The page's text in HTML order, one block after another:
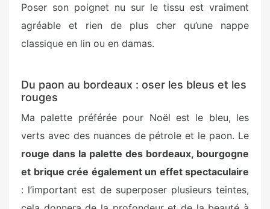
Poser son poignet nu sur le tissu est vraiment
agréable et rien de plus cher qu’une nappe
classique en lin ou en damas.
Du paon au bordeaux : oser les bleus et les
rouges
Ma palette préférée pour Noël est le bleu, les
verts avec des nuances de pétrole et le paon. Le
rouge dans la palette des bordeaux, bourgogne
et brique crée également un effet spectaculaire
: l’important est de superposer plusieurs teintes,